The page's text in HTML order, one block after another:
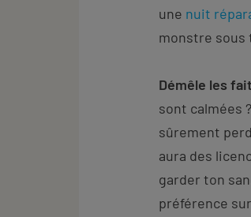
une nuit
monstre sous
Démêle les
sont calmées
sûrement
aura des
garder ton
préférence